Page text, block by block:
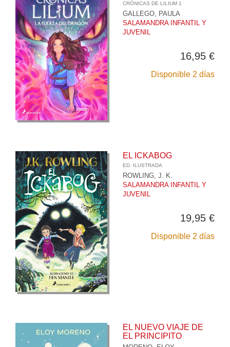
CRÓNICAS DE LILIUM 1
GALLEGO, PAULA
SALAMANDRA INFANTIL Y
JUVENIL
16,95 €
Disponible 2 días
EL ICKABOG
ED. ILUSTRADA
ROWLING, J. K.
SALAMANDRA INFANTIL Y
JUVENIL
19,95 €
Disponible 2 días
EL NUEVO VIAJE DE
EL PRINCIPITO